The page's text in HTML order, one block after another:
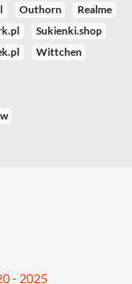
Outhorn
Realme
Sukienki.shop
Wittchen
- 2025